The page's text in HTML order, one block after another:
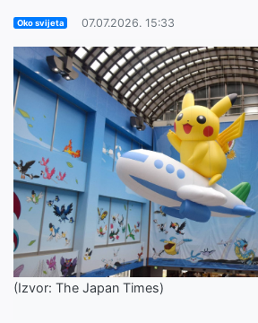
Oko svijeta 07.07.2026. 15:33
(Izvor: The Japan Times)